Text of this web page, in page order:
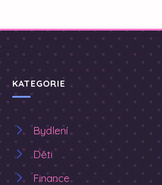
KATEGORIE
Bydlení
Děti
Finance